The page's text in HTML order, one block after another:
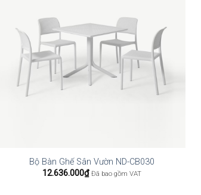
Bộ Bàn Ghế Sân Vườn ND-CB030
12.636.000₫ Đã bao gồm VAT